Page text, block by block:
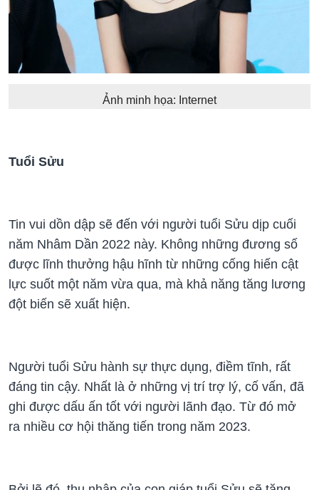
Ảnh minh họa: Internet
Tuổi Sửu
Tin vui dồn dập sẽ đến với người tuổi Sửu dịp cuối
năm Nhâm Dần 2022 này. Không những đương số
được lĩnh thưởng hậu hĩnh từ những cống hiến cật
lực suốt một năm vừa qua, mà khả năng tăng lương
đột biến sẽ xuất hiện.
Người tuổi Sửu hành sự thực dụng, điềm tĩnh, rất
đáng tin cậy. Nhất là ở những vị trí trợ lý, cố vấn, đã
ghi được dấu ấn tốt với người lãnh đạo. Từ đó mở
ra nhiều cơ hội thăng tiến trong năm 2023.